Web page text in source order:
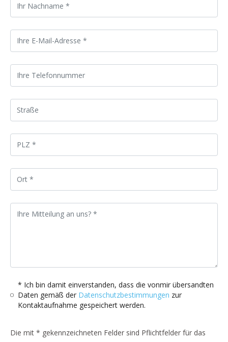
* Ich bin damit einverstanden, dass die vonmir übersandten
Daten gemäß der Datenschutzbestimmungen zur
Kontaktaufnahme gespeichert werden.
Die mit * gekennzeichneten Felder sind Pflichtfelder für das